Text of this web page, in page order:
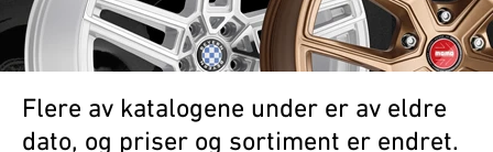
Flere av katalogene under er av eldre
dato, og priser og sortiment er endret.